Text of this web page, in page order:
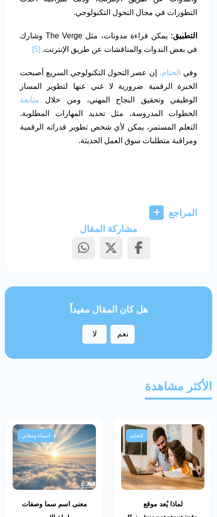
التطورات في مجال التحول التكنولوجي.
التطبيق:
يمكن قراءة مدونات، مثل The Verge وشارك
في بعض الندوات والمناقشات عن طريق الإنترنت. [5]
وفي الختام، إن عصر التحول التكنولوجي السريع أصبحت
الخبرة الرقمية ضرورية لا غني عنها لتطوير المسار
الوظيفي وتحقيق النجاح المهني، ومن خلال متابعة
الخطوات المدروسة، مثل تحديد المهارات المطلوبة.
التعلم المستمر، يمكن لأي شخص تطوير قدراته الرقمية
ومراقبة متطلبات سوق العمل الحديثة.
المراجع
مشاركة المقال
هل كان المقال مفيداً
نعم لا
الأكثر مشاهدة
التعليم
لماذا يُعد موقع
أسماء ومعاني
معنى اسم سما وصفات